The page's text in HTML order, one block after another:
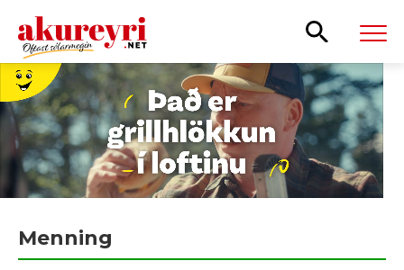
Leita
Menning